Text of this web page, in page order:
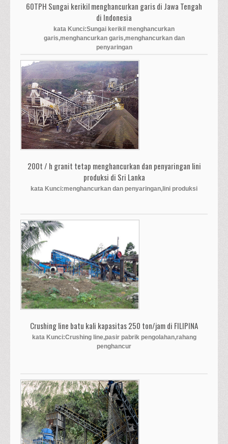
60TPH Sungai kerikil menghancurkan garis di Jawa Tengah
di Indonesia
kata Kunci:Sungai kerikil menghancurkan
garis,menghancurkan garis,menghancurkan dan
penyaringan
200t / h granit tetap menghancurkan dan penyaringan lini
produksi di Sri Lanka
kata Kunci:menghancurkan dan penyaringan,lini produksi
Crushing line batu kali kapasitas 250 ton/jam di FILIPINA
kata Kunci:Crushing line,pasir pabrik pengolahan,rahang
penghancur